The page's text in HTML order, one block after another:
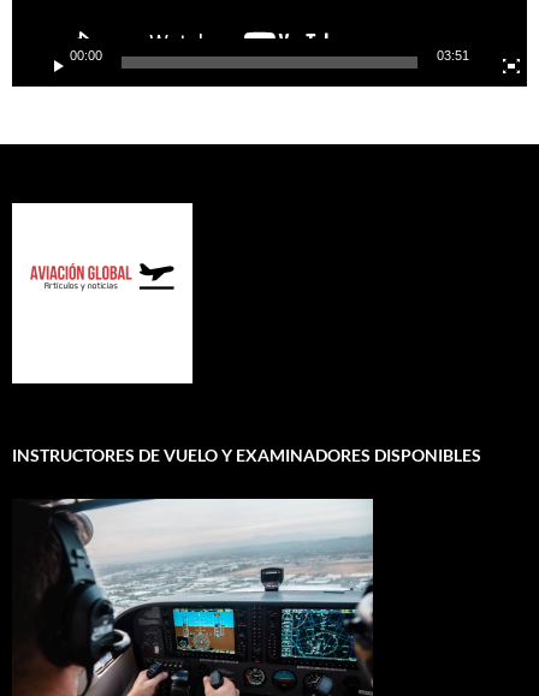
00:00 03:51
INSTRUCTORES DE VUELO Y EXAMINADORES DISPONIBLES